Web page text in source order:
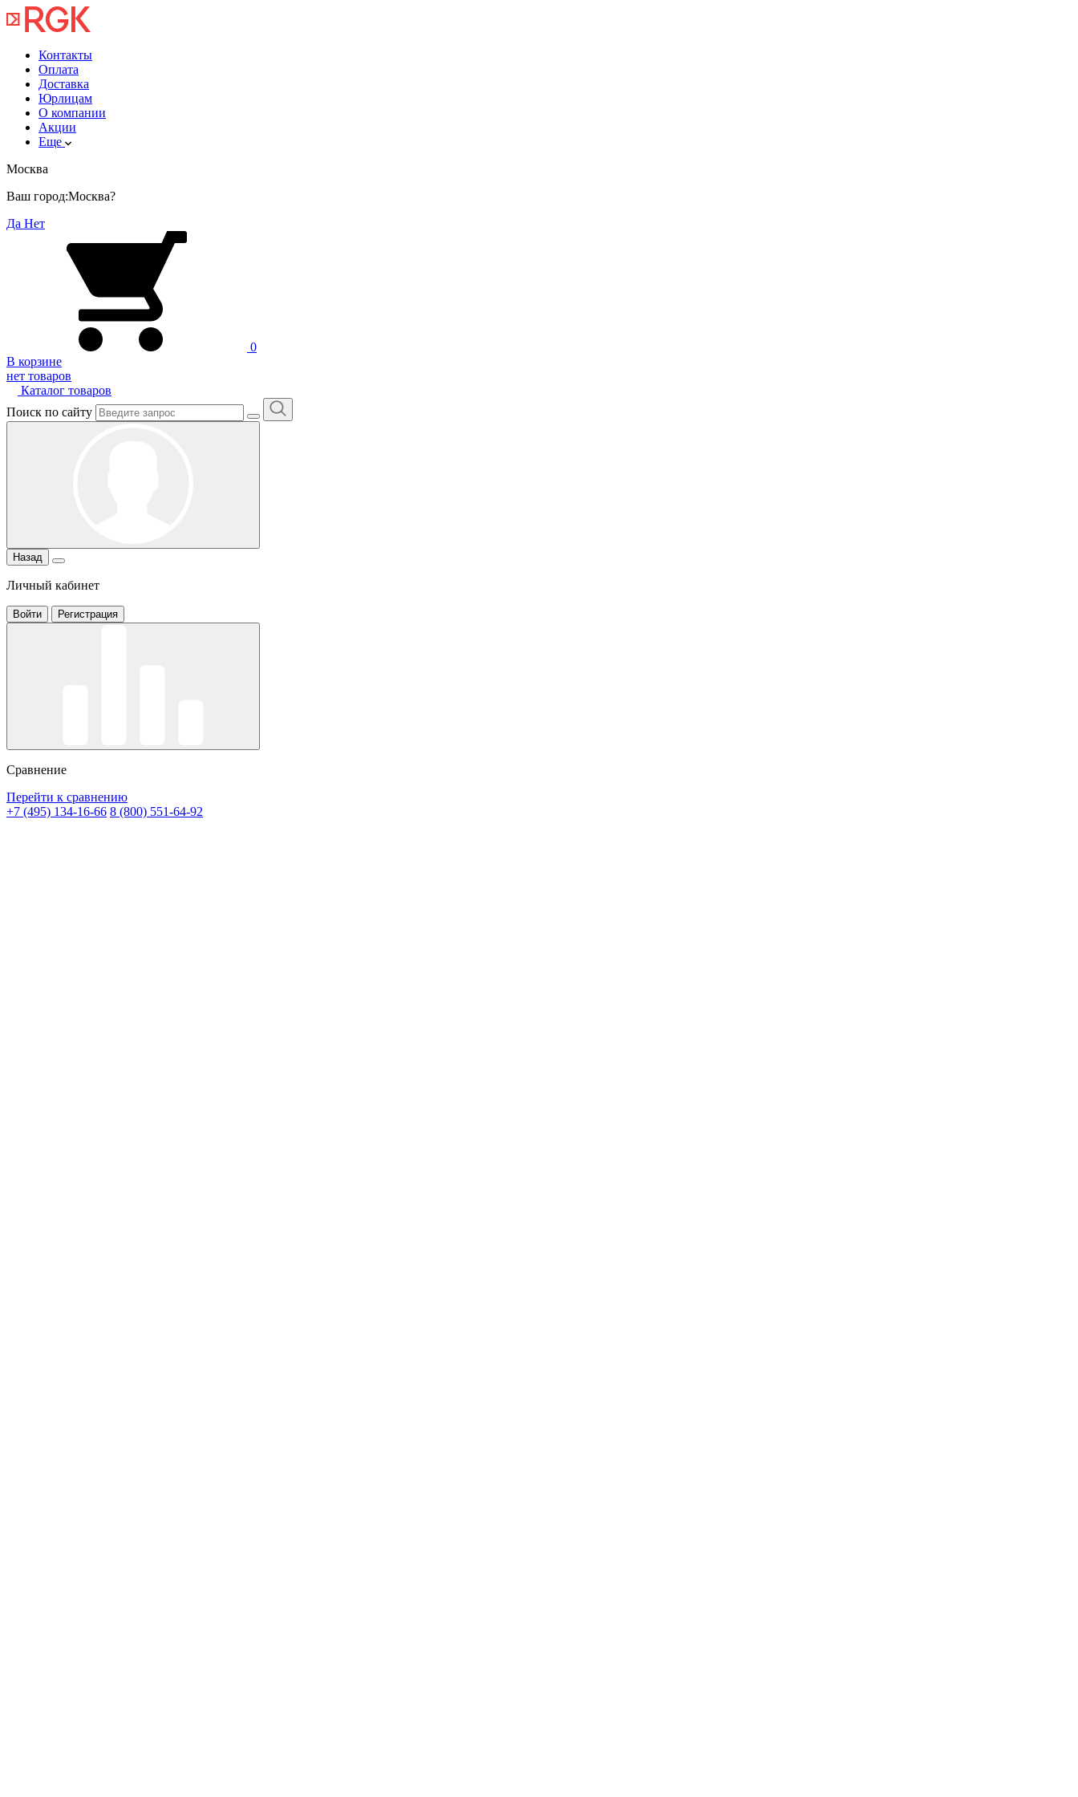
Контакты
Оплата
Доставка
Юрлицам
О компании
Акции
Еще
Москва
Ваш город:Москва?
Да Нет
0
В корзине
нет товаров
Каталог товаров
Поиск по сайту
Назад
Личный кабинет
Войти Регистрация
Сравнение
Перейти к сравнению
+7 (495) 134-16-66 8 (800) 551-64-92